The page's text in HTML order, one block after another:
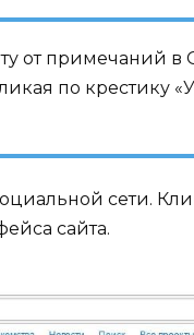
от примечаний
по крестику
сети.
сайта.